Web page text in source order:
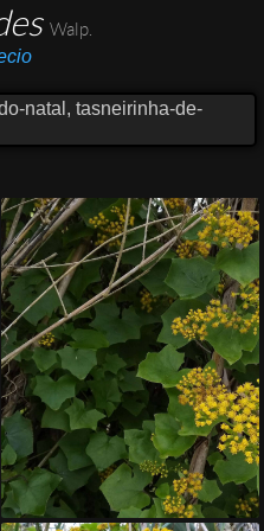
Walp.
natal, tasneirinha-de-